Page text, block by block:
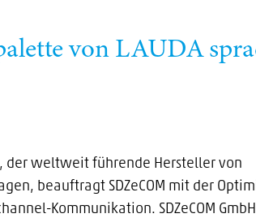
von LAUDA
der weltweit führende Hersteller von
beauftragt SDZeCOM mit der
Kommunikation. SDZeCOM GmbH